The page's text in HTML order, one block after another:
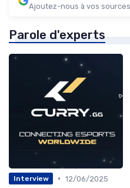
Ajoutez-nous à vos
Parole d'experts
Interview • 12/06/2025